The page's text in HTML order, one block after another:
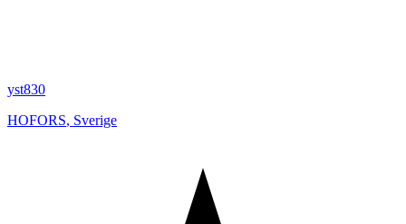
yst830
HOFORS, Sverige